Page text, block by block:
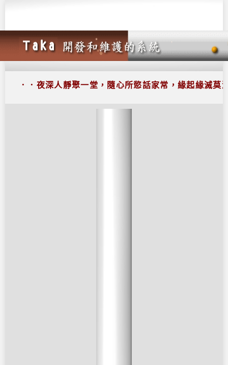
．．夜深人靜聚一堂，隨心所慾話家常，緣起緣滅莫